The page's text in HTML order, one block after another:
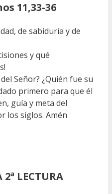
11,33-36
de sabiduría y de
y qué
Señor? ¿Quién fue su
primero para que él
guía y meta del
los siglos. Amén
LECTURA